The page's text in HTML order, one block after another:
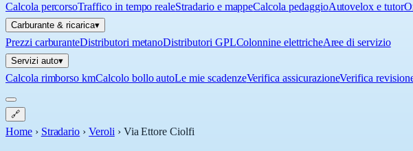
Calcola percorsoTraffico in tempo realeStradario e mappeCalcola pedaggioAutovelox e tutor
Carburante & ricarica▾
Prezzi carburanteDistributori metanoDistributori GPLColonnine elettricheAree di servizio
Servizi auto▾
Calcola rimborso kmCalcolo bollo autoLe mie scadenzeVerifica assicurazioneVerifica
🔗
Home › Stradario › Veroli › Via Ettore Ciolfi